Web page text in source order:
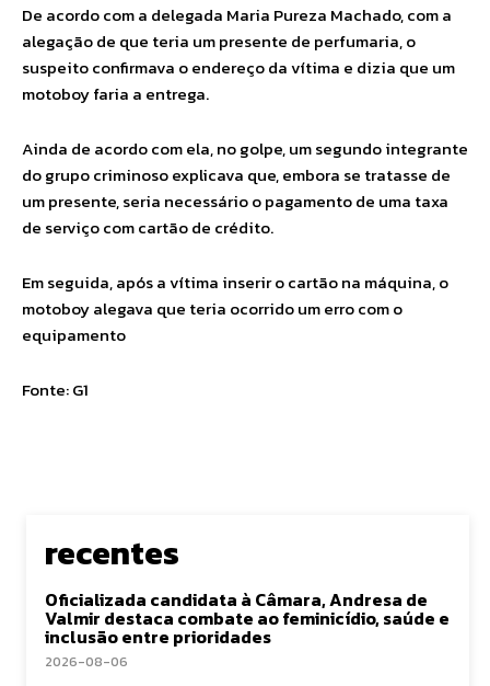
De acordo com a delegada Maria Pureza Machado, com a
alegação de que teria um presente de perfumaria, o
suspeito confirmava o endereço da vítima e dizia que um
motoboy faria a entrega.
Ainda de acordo com ela, no golpe, um segundo integrante
do grupo criminoso explicava que, embora se tratasse de
um presente, seria necessário o pagamento de uma taxa
de serviço com cartão de crédito.
Em seguida, após a vítima inserir o cartão na máquina, o
motoboy alegava que teria ocorrido um erro com o
equipamento
Fonte: G1
recentes
Oficializada candidata à Câmara, Andresa de
Valmir destaca combate ao feminicídio, saúde e
inclusão entre prioridades
2026-08-06